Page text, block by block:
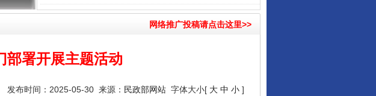
网络推广投稿请点击这里>>
部署开展主题活动
发布时间：2025-05-30 来源： 民政部网站 字体大小[ 大 中 小 ]